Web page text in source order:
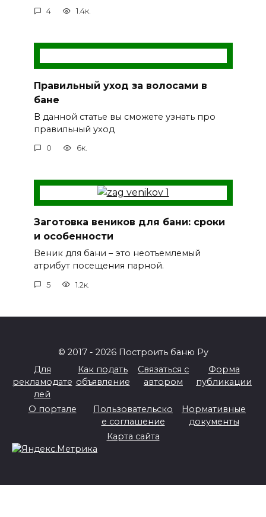
4 1.4к.
Правильный уход за волосами в
бане
В данной статье вы сможете узнать про
правильный уход
0 6к.
Заготовка веников для бани: сроки
и особенности
Веник для бани – это неотъемлемый
атрибут посещения парной.
5 1.2к.
© 2017 - 2026 Построить баню Ру
Для
рекламодате
лей
Как подать
объявление
Связаться с
автором
Форма
публикации
О портале
Пользовательско
е соглашение
Нормативные
документы
Карта сайта